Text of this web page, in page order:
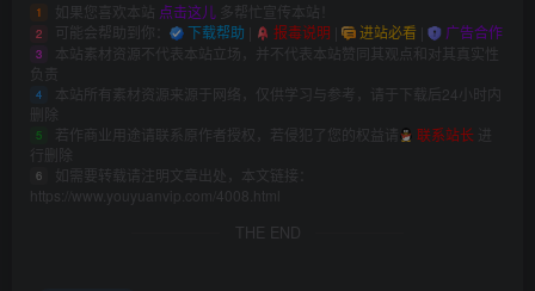
1 如果您喜欢本站 点击这儿 多帮忙宣传本站！
2 可能会帮助到你： 下载帮助 报毒说明 | 进站必看 | 广告合作
3
本站素材资源不代表本站立场，并不代表本站赞同其观点和对其真实性
负责
4
本站所有素材资源来源于网络，仅供学习与参考，请于下载后24小时内
删除
5 若作商业用途请联系原作者授权，若侵犯了您的权益请 联系站长 进
行删除
6
如需要转载请注明文章出处，本文链接：
https://www.youyuanvip.com/4008.html
THE END